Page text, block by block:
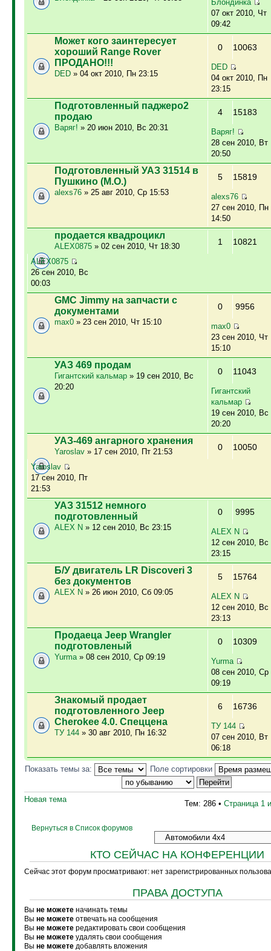
Блондинка
07 окт 2010, Чт
09:42
Может кого заинтересует
хороший Range Rover
ПРОДАНО!!!
DED» 04 окт 2010, Пн 23:15
0 10063
DED
04 окт 2010, Пн
23:15
Подготовленный паджеро2
продаю
Варяг! » 20 июн 2010, Вс 20:31
4 15183
Варяг!
28 сен 2010, Вт
20:50
Подготовленный УАЗ 31514 в
Пушкино (М.О.)
alexs76» 25 авг 2010, Ср 15:53
5 15819
alexs76
27 сен 2010, Пн
14:50
продается квадроцикл
ALEX0875» 02 сен 2010, Чт 18:30 1 10821
ALEX0875
26 сен 2010, Вс
00:03
GMC Jimmy на запчасти с
документами
max0» 23 сен 2010, Чт 15:10
0 9956
max0
23 сен 2010, Чт
15:10
УАЗ 469 продам
Гигантский кальмар» 19 сен 2010, Вс
20:20
0 11043
Гигантский
кальмар
19 сен 2010, Вс
20:20
УАЗ-469 ангарного хранения
Yaroslav» 17 сен 2010, Пт 21:53 0 10050
Yaroslav
17 сен 2010, Пт
21:53
УАЗ 31512 немного
подготовленный
ALEX N » 12 сен 2010, Вс 23:15
0 9995
ALEX N
12 сен 2010, Вс
23:15
Б/У двигатель LR Discoveri 3
без документов
ALEX N » 26 июн 2010, Сб 09:05
5 15764
ALEX N
12 сен 2010, Вс
23:13
Продаеца Jeep Wrangler
подготовленый
Yurma» 08 сен 2010, Ср 09:19
0 10309
Yurma
08 сен 2010, Ср
09:19
Знакомый продает
подготовленного Jeep
Cherokee 4.0. Спеццена
ТУ 144» 30 авг 2010, Пн 16:32
6 16736
ТУ 144
07 сен 2010, Вт
06:18
Показать темы за: Поле сортировки
Новая тема Тем: 286 • Страница 1
Вернуться в Список форумов
КТО СЕЙЧАС НА КОНФЕРЕНЦИИ
Сейчас этот форум просматривают: нет зарегистрированных
ПРАВА ДОСТУПА
Вы не можетеначинать темы
Вы не можетеотвечать на сообщения
Вы не можетередактировать свои сообщения
Вы не можетеудалять свои сообщения
Вы не можетедобавлять вложения